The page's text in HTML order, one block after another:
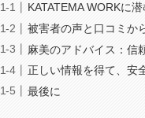
KATATEMA WORKに
被害者の声と口コミか
麻美のアドバイス：信
正しい情報を得て、安
最後に